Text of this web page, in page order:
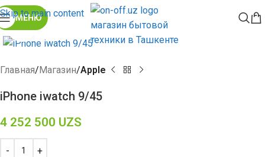
Skip to main content
МЕНЮ
Click to enlarge
Главная Магазин Apple
iPhone iwatch 9/45
4 252 500 UZS